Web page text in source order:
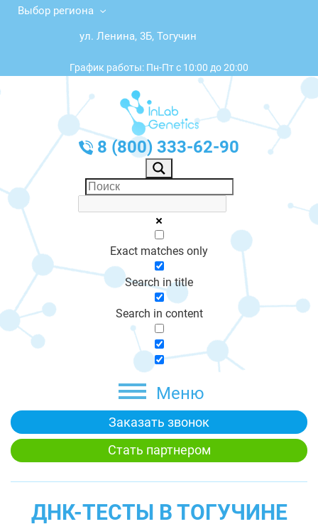
Выбор региона
ул. Ленина, 3Б, Тогучин
График работы: Пн-Пт с 10:00 до 20:00
8 (800) 333-62-90
Exact matches only
Search in title
Search in content
Меню
Заказать звонок
Стать партнером
ДНК-ТЕСТЫ В ТОГУЧИНЕ